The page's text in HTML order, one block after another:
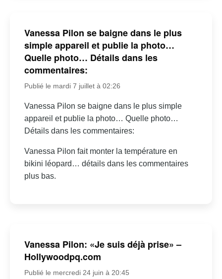
Vanessa Pilon se baigne dans le plus
simple appareil et publie la photo…
Quelle photo… Détails dans les
commentaires:
Publié le mardi 7 juillet à 02:26
Vanessa Pilon se baigne dans le plus simple
appareil et publie la photo… Quelle photo…
Détails dans les commentaires:
Vanessa Pilon fait monter la température en
bikini léopard… détails dans les commentaires
plus bas.
Vanessa Pilon: «Je suis déjà prise» –
Hollywoodpq.com
Publié le mercredi 24 juin à 20:45